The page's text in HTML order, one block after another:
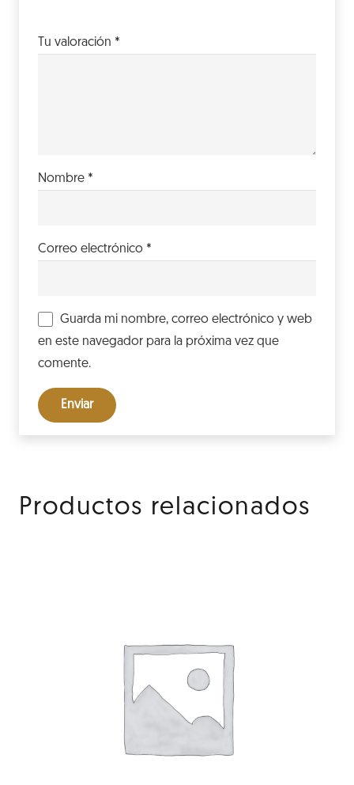
Tu valoración *
Nombre *
Correo electrónico *
Guarda mi nombre, correo electrónico y web
en este navegador para la próxima vez que
comente.
Productos relacionados